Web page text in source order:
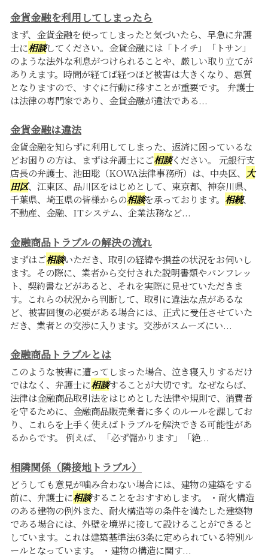
金貨金融を利用してしまったら
まず、金貨金融を使ってしまったと気づいたら、早急に弁護
士に相談してください。金貨金融には「トイチ」「トサン」
のような法外な利息がつけられることや、厳しい取り立てが
ありえます。時間が経てば経つほど被害は大きくなり、悪質
となりますので、すぐに行動に移すことが重要です。 弁護士
は法律の専門家であり、金貨金融が違法である...
金貨金融は違法
金貨金融を知らずに利用してしまった、返済に困っているな
どお困りの方は、まずは弁護士にご相談ください。 元銀行支
店長の弁護士、池田聡（KOWA法律事務所）は、中央区、 大
田区、江東区、品川区をはじめとして、東京都、神奈川県、
千葉県、埼玉県の皆様からの相談を承っております。 相続、
不動産、金融、ITシステム、企業法務など...
金融商品トラブルの解決の流れ
まずはご相談いただき、取引の経緯や損益の状況をお伺いし
ます。その際に、業者から交付された説明書類やパンフレッ
ト、契約書などがあると、それを実際に見せていただきま
す。これらの状況から判断して、取引に違法な点があるな
ど、被害回復の必要がある場合には、正式に受任させていた
だき、業者との交渉に入ります。交渉がスムーズにい...
金融商品トラブルとは
このような被害に遭ってしまった場合、泣き寝入りするだけ
ではなく、弁護士に相談することが大切です。なぜならば、
法律は金融商品取引法をはじめとした法律や規則で、消費者
を守るために、金融商品販売業者に多くのルールを課してお
り、これらを上手く使えばトラブルを解決できる可能性があ
るからです。 例えば、「必ず儲かります」「絶...
相隣関係（隣接地トラブル）
どうしても意見が噛み合わない場合には、建物の建築をする
前に、弁護士に相談することをおすすめします。 ・耐火構造
のある建物の例外また、耐火構造等の条件を満たした建築物
である場合には、外壁を境界に接して設けることができると
しています。これは建築基準法63条に定められている特別ル
ールとなっています。 ・建物の構造に関す...